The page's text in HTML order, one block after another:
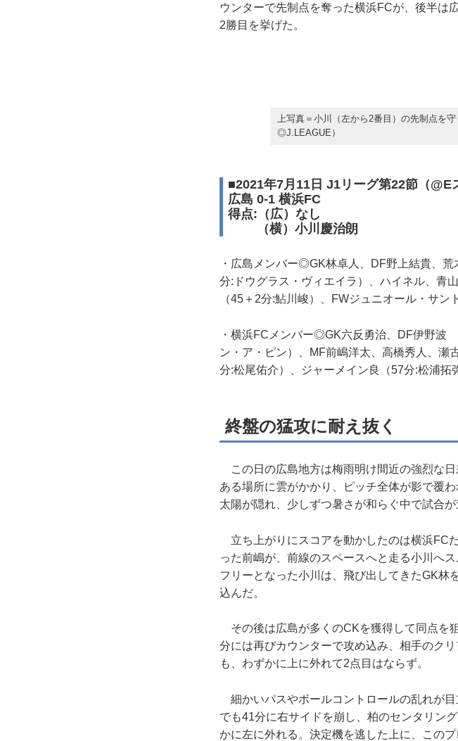
ウンターで先制点を奪った横浜FCが、後半は
2勝目を挙げた。
上写真＝小川（左から2番目）の先制点を
◎J.LEAGUE）
■2021年7月11日 J1リーグ第22節（@E
広島 0-1 横浜FC
得点:（広）なし
（横）小川慶治朗
・広島メンバー◎GK林卓人、DF野上結貴、
分:ドウグラス・ヴィエイラ）、ハイネル、青
（45＋2分:鮎川峻）、FWジュニオール・サン
・横浜FCメンバー◎GK六反勇治、DF伊野波
ン・ア・ピン）、MF前嶋洋太、高橋秀人、瀬
分:松尾佑介）、ジャーメイン良（57分:松浦拓
終盤の猛攻に耐え抜く
この日の広島地方は梅雨明け間近の強烈な
ある場所に雲がかかり、ピッチ全体が影で覆
太陽が隠れ、少しずつ暑さが和らぐ中で試合が
立ち上がりにスコアを動かしたのは横浜FC
った前嶋が、前線のスペースへと走る小川へ
フリーとなった小川は、飛び出してきたGK林
込んだ。
その後は広島が多くのCKを獲得して同点を
分には再びカウンターで攻め込み、相手のク
も、わずかに上に外れて2点目はならず。
細かいパスやボールコントロールの乱れが
でも41分に右サイドを崩し、柏のセンタリン
かに左に外れる。決定機を逃した上に、この